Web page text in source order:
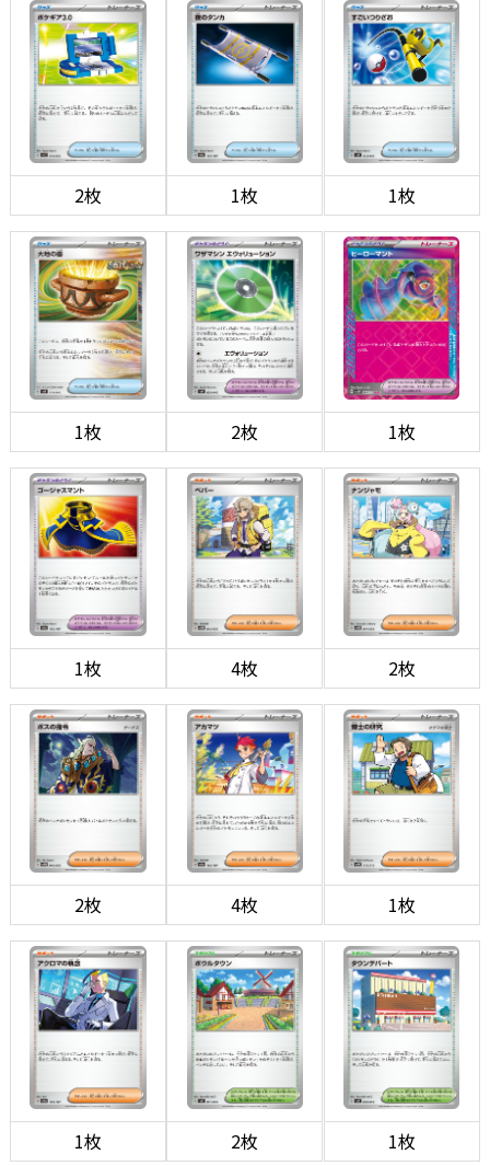
2枚 1枚 1枚
1枚 2枚 1枚
1枚 4枚 2枚
2枚 4枚 1枚
1枚 2枚 1枚